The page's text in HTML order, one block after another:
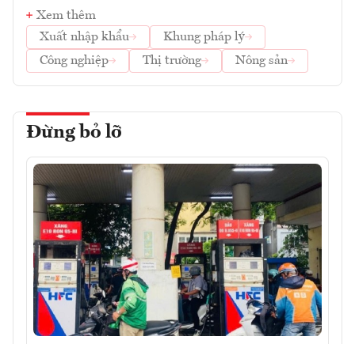
Xem thêm
Xuất nhập khẩu
Khung pháp lý
Công nghiệp
Thị trường Nông sản
Đừng bỏ lỡ